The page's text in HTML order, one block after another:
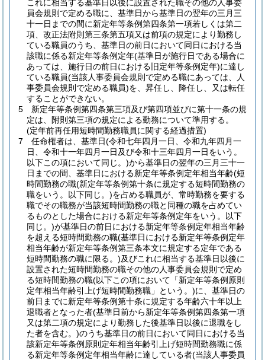
これに相当する基準日以後に設置された職その他の人事委
員会規則で定める職に、基準日から基準日の翌年の三月三
十一日までの間に新定年等条例第四条第一項若しくは第二
項、改正法附則第三条第五項又は前項の規定により勤務し
ている職員のうち、基準日の前日において同日における当
該職に係る新定年等条例定年(基準日が施行日である場合に
あっては、施行日の前日における旧定年等条例定年)に達し
ている職員(当該人事委員会規則で定める職にあっては、人
事委員会規則で定める職員)を、昇任し、降任し、又は転任
することができない。
5
新定年等条例第四条第三項及び第四項並びに第十一条の規
定は、附則第三項の規定による勤務について準用する。
(定年前再任用短時間勤務職員に関する経過措置)
7
任命権者は、基準日(令和七年四月一日、令和九年四月一
日、令和十一年四月一日及び令和十三年四月一日をいう。
以下この項において同じ。)から基準日の翌年の三月三十一
日までの間、基準日における新定年等条例定年相当年齢(短
時間勤務の職(新定年等条例第十条に規定する短時間勤務の
職をいう。以下同じ。)を占める職員が、常時勤務を要する
職でその職務が当該短時間勤務の職と同種の職を占めてい
るものとした場合における新定年等条例定年をいう。以下
同じ。)が基準日の前日における新定年等条例定年相当年齢
を超える短時間勤務の職(基準日における新定年等条例定年
相当年齢が新定年等条例第三条本文に規定する定年である
短時間勤務の職に限る。)及びこれに相当する基準日以後に
設置された短時間勤務の職その他の人事委員会規則で定め
る短時間勤務の職(以下この項において「新定年等条例原則
定年相当年齢引上げ短時間勤務職」という。)に、基準日の
前日までに新定年等条例第十条に規定する年齢六十年以上
退職者となった者(基準日前から新定年等条例第四条第一項
又は第二項の規定により勤務した後基準日以後に退職をし
た者を含む。)のうち基準日の前日において同日における当
該新定年等条例原則定年相当年齢引上げ短時間勤務職に係
る新定年等条例定年相当年齢に達している者(当該人事委員